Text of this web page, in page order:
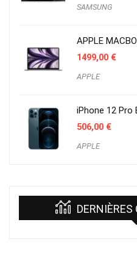
SAMSUNG
APPLE
1499,00 €
APPLE
iPhone 12 Pro
506,00 €
APPLE